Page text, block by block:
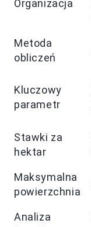
Organizacja
Metoda
obliczeń
Kluczowy
parametr
Stawki za
hektar
Maksymalna
powierzchnia
Analiza